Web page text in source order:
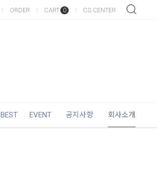
ORDER CART 0 CS CENTER
BEST EVENT 공지사항 회사소개